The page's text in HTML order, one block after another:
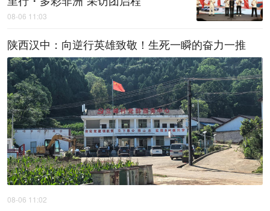
08-06 11:03
陕西汉中：向逆行英雄致敬！生死一瞬的奋力一推
08-06 11:02